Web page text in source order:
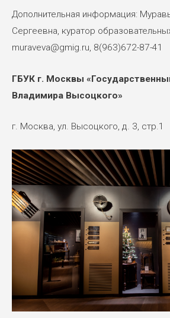
Дополнительная информация:
Сергеевна, куратор
muraveva@gmig.ru, 8(963)672-87-41
ГБУК г. Москвы
Владимира Высоцкого»
г. Москва, ул. Высоцкого, д. 3, стр.1